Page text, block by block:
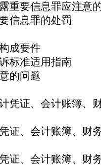
重要信息罪应注意
信息罪的处罚
成要件
标准适用指南
的问题
凭证、会计账簿、
证、会计账簿、财
证、会计账簿、财